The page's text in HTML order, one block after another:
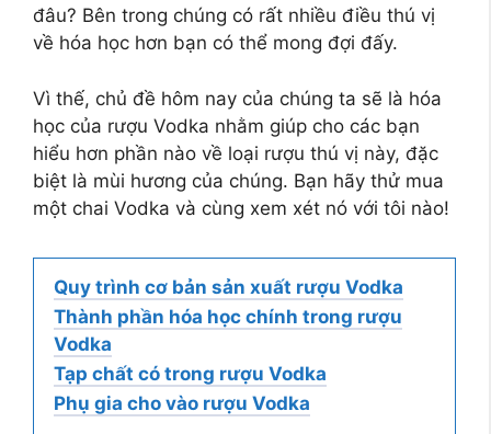
đâu? Bên trong chúng có rất nhiều điều thú vị
về hóa học hơn bạn có thể mong đợi đấy.
Vì thế, chủ đề hôm nay của chúng ta sẽ là hóa
học của rượu Vodka nhằm giúp cho các bạn
hiểu hơn phần nào về loại rượu thú vị này, đặc
biệt là mùi hương của chúng. Bạn hãy thử mua
một chai Vodka và cùng xem xét nó với tôi nào!
Quy trình cơ bản sản xuất rượu Vodka
Thành phần hóa học chính trong rượu
Vodka
Tạp chất có trong rượu Vodka
Phụ gia cho vào rượu Vodka